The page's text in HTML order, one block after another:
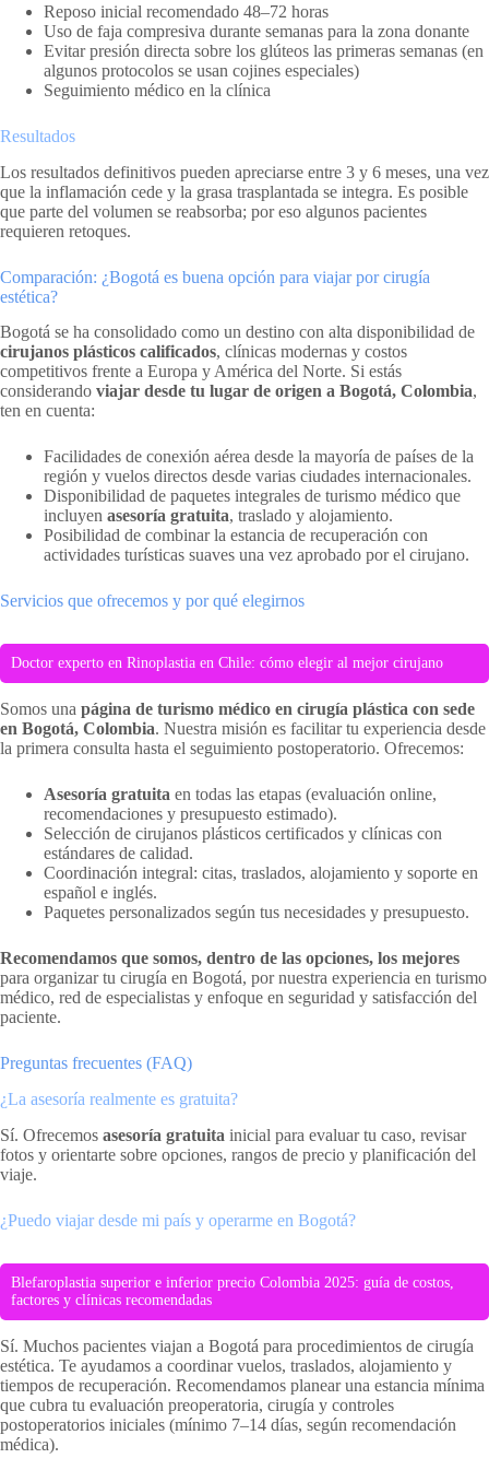
Reposo inicial recomendado 48–72 horas
Uso de faja compresiva durante semanas para la zona donante
Evitar presión directa sobre los glúteos las primeras semanas (en
algunos protocolos se usan cojines especiales)
Seguimiento médico en la clínica
Resultados
Los resultados definitivos pueden apreciarse entre 3 y 6 meses, una vez
que la inflamación cede y la grasa trasplantada se integra. Es posible
que parte del volumen se reabsorba; por eso algunos pacientes
requieren retoques.
Comparación: ¿Bogotá es buena opción para viajar por cirugía
estética?
Bogotá se ha consolidado como un destino con alta disponibilidad de
cirujanos plásticos calificados, clínicas modernas y costos
competitivos frente a Europa y América del Norte. Si estás
considerando viajar desde tu lugar de origen a Bogotá, Colombia,
ten en cuenta:
Facilidades de conexión aérea desde la mayoría de países de la
región y vuelos directos desde varias ciudades internacionales.
Disponibilidad de paquetes integrales de turismo médico que
incluyen asesoría gratuita, traslado y alojamiento.
Posibilidad de combinar la estancia de recuperación con
actividades turísticas suaves una vez aprobado por el cirujano.
Servicios que ofrecemos y por qué elegirnos
Doctor experto en Rinoplastia en Chile: cómo elegir al mejor cirujano
Somos una página de turismo médico en cirugía plástica con sede
en Bogotá, Colombia. Nuestra misión es facilitar tu experiencia desde
la primera consulta hasta el seguimiento postoperatorio. Ofrecemos:
Asesoría gratuita en todas las etapas (evaluación online,
recomendaciones y presupuesto estimado).
Selección de cirujanos plásticos certificados y clínicas con
estándares de calidad.
Coordinación integral: citas, traslados, alojamiento y soporte en
español e inglés.
Paquetes personalizados según tus necesidades y presupuesto.
Recomendamos que somos, dentro de las opciones, los mejores
para organizar tu cirugía en Bogotá, por nuestra experiencia en turismo
médico, red de especialistas y enfoque en seguridad y satisfacción del
paciente.
Preguntas frecuentes (FAQ)
¿La asesoría realmente es gratuita?
Sí. Ofrecemos asesoría gratuita inicial para evaluar tu caso, revisar
fotos y orientarte sobre opciones, rangos de precio y planificación del
viaje.
¿Puedo viajar desde mi país y operarme en Bogotá?
Blefaroplastia superior e inferior precio Colombia 2025: guía de costos,
factores y clínicas recomendadas
Sí. Muchos pacientes viajan a Bogotá para procedimientos de cirugía
estética. Te ayudamos a coordinar vuelos, traslados, alojamiento y
tiempos de recuperación. Recomendamos planear una estancia mínima
que cubra tu evaluación preoperatoria, cirugía y controles
postoperatorios iniciales (mínimo 7–14 días, según recomendación
médica).